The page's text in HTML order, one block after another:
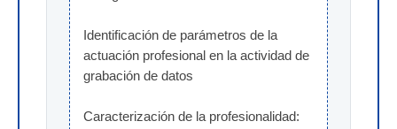
Identificación de parámetros de la
actuación profesional en la actividad de
grabación de datos
Caracterización de la profesionalidad: